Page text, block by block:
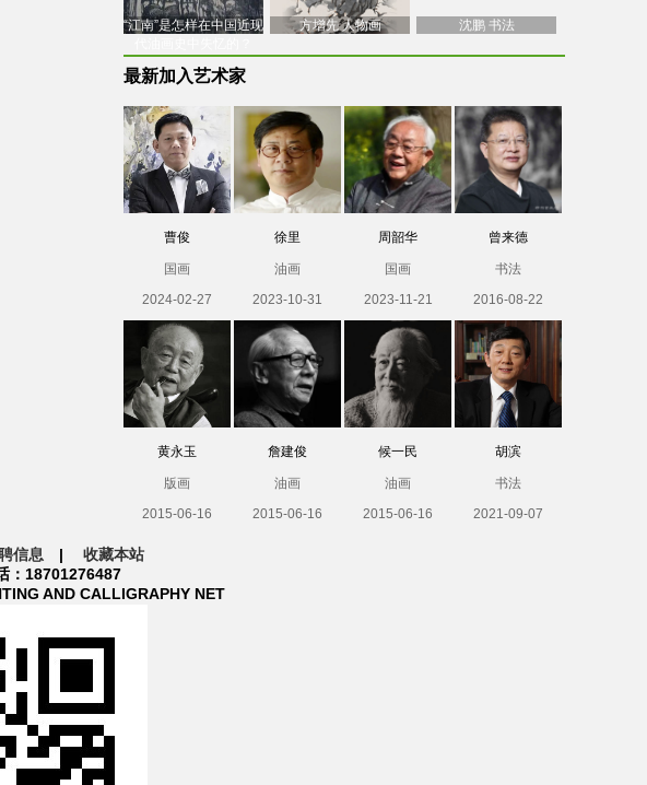
“江南”是怎样在中国近现
方增先 人物画 沈鹏 书法
最新加入艺术家
曹俊
国画
2024-02-27
徐里
油画
2023-10-31
周韶华
国画
2023-11-21
曾来德
书法
2016-08-22
黄永玉
版画
2015-06-16
詹建俊
油画
2015-06-16
候一民
油画
2015-06-16
胡滨
书法
2021-09-07
信息 | 收藏本站
18701276487
AND CALLIGRAPHY NET